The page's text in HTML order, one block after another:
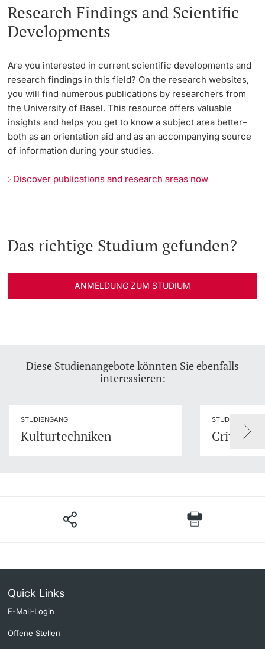
Research Findings and Scientific
Developments
Are you interested in current scientific developments and
research findings in this field? On the research websites,
you will find numerous publications by researchers from
the University of Basel. This resource offers valuable
insights and helps you get to know a subject area better–
both as an orientation aid and as an accompanying source
of information during your studies.
Discover publications and research areas now
Das richtige Studium gefunden?
ANMELDUNG ZUM STUDIUM
Diese Studienangebote könnten Sie ebenfalls
interessieren:
STUDIENGANG
Kulturtechniken
STUDIENGANG
Critical
Quick Links
E-Mail-Login
Offene Stellen